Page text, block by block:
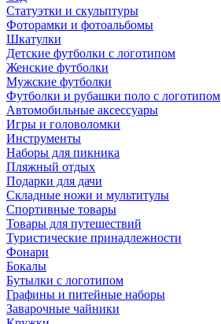
Статуэтки и скульптуры
Фоторамки и фотоальбомы
Шкатулки
Детские футболки с логотипом
Женские футболки
Мужские футболки
Футболки и рубашки поло с логотипом
Автомобильные аксессуары
Игры и головоломки
Инструменты
Наборы для пикника
Пляжный отдых
Подарки для дачи
Складные ножи и мультитулы
Спортивные товары
Товары для путешествий
Туристические принадлежности
Фонари
Бокалы
Бутылки с логотипом
Графины и питейные наборы
Заварочные чайники